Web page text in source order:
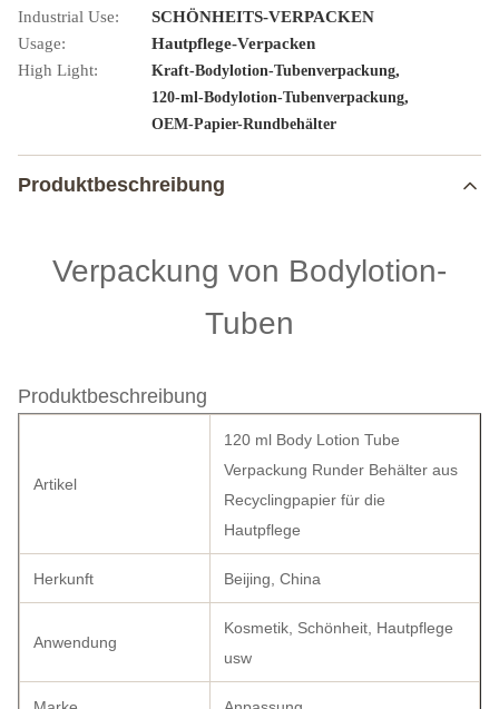
Industrial Use:
SCHÖNHEITS-VERPACKEN
Usage:
Hautpflege-Verpacken
High Light:
Kraft-Bodylotion-Tubenverpackung,
120-ml-Bodylotion-Tubenverpackung,
OEM-Papier-Rundbehälter
Produktbeschreibung
Verpackung von Bodylotion-
Tuben
Produktbeschreibung
Artikel
120 ml Body Lotion Tube
Verpackung Runder Behälter aus
Recyclingpapier für die
Hautpflege
Herkunft Beijing, China
Anwendung
Kosmetik, Schönheit, Hautpflege
usw